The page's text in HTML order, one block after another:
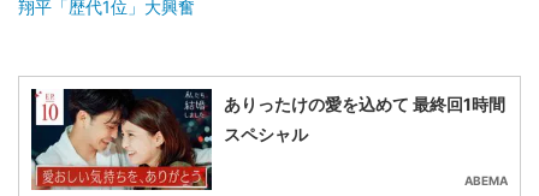
翔平「歴代1位」大興奮
ありったけの愛を込めて 最終回1時間
スペシャル
ABEMA